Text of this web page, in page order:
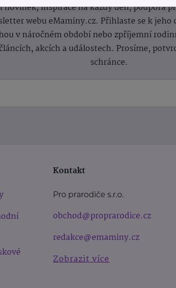
novinek, inspirace na každý den, podpora
webu eMaminy.cz. Přihlaste se k
v náročném období nebo zpříjemní
akcích a událostech. Prosíme,
schránce.
Kontakt
Pro prarodiče s.r.o.
obchod@proprarodice.cz
redakce@emaminy.cz
Zobrazit více